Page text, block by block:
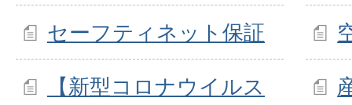
セーフティネット保証
【新型コロナウイルス